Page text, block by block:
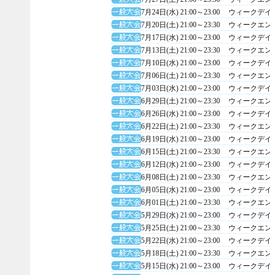
7月24日(水) 21:00～23:00
ウィークデ
7月20日(土) 21:00～23:30
ウィークエ
7月17日(水) 21:00～23:00
ウィークデ
7月13日(土) 21:00～23:30
ウィークエ
7月10日(水) 21:00～23:00
ウィークデ
7月06日(土) 21:00～23:30
ウィークエ
7月03日(水) 21:00～23:00
ウィークデ
6月29日(土) 21:00～23:30
ウィークエ
6月26日(水) 21:00～23:00
ウィークデ
6月22日(土) 21:00～23:30
ウィークエ
6月19日(水) 21:00～23:00
ウィークデ
6月15日(土) 21:00～23:30
ウィークエ
6月12日(水) 21:00～23:00
ウィークデ
6月08日(土) 21:00～23:30
ウィークエ
6月05日(水) 21:00～23:00
ウィークデ
6月01日(土) 21:00～23:30
ウィークエ
5月29日(水) 21:00～23:00
ウィークデ
5月25日(土) 21:00～23:30
ウィークエ
5月22日(水) 21:00～23:00
ウィークデ
5月18日(土) 21:00～23:30
ウィークエ
5月15日(水) 21:00～23:00
ウィークデ